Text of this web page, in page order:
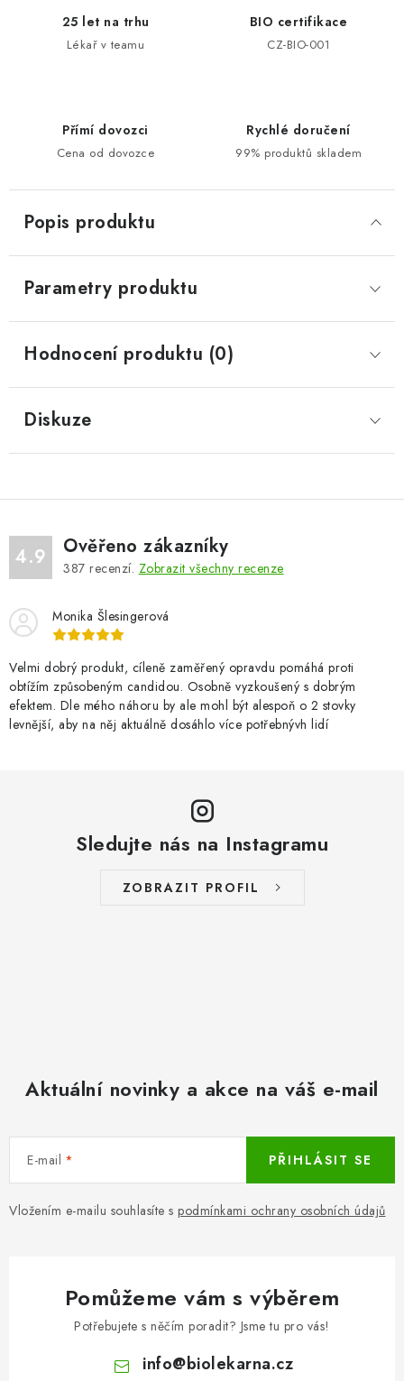
25 let na trhu
Lékař v teamu
BIO certifikace
CZ-BIO-001
Přímí dovozci
Cena od dovozce
Rychlé doručení
99% produktů skladem
Popis produktu
Parametry produktu
Hodnocení produktu (0)
Diskuze
4.9 Ověřeno zákazníky
387 recenzí. Zobrazit všechny recenze
Monika Šlesingerová
Velmi dobrý produkt, cíleně zaměřený opravdu pomáhá proti
obtížím způsobeným candidou. Osobně vyzkoušený s dobrým
efektem. Dle mého náhoru by ale mohl být alespoň o 2 stovky
levnější, aby na něj aktuálně dosáhlo více potřebnývh lidí
Sledujte nás na Instagramu
ZOBRAZIT PROFIL
Aktuální novinky a akce na váš e-mail
E-mail
Vložením e-mailu souhlasíte s podmínkami ochrany osobních údajů
PŘIHLÁSIT SE
Pomůžeme vám s výběrem
Potřebujete s něčím poradit? Jsme tu pro vás!
info@biolekarna.cz